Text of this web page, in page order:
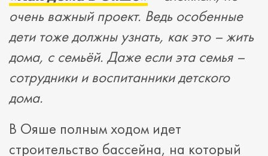
очень важный проект. Ведь особенные
дети тоже должны узнать, как это –жить
дома, с семьёй. Даже если эта семья –
сотрудники и воспитанники детского
дома.
В Ояше полным ходом идет
строительство бассейна, на который